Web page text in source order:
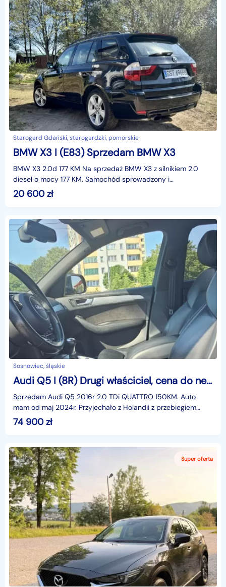
Starogard Gdański, starogardzki, pomorskie
BMW X3 I (E83) Sprzedam BMW X3
BMW X3 2.0d 177 KM Na sprzedaż BMW X3 z silnikiem 2.0
diesel o mocy 177 KM. Samochód sprowadzony i
zarejestrowany w Polsce, użytkowany prywatnie.Najważniej
20 600zł
Sosnowiec, śląskie
Audi Q5 I (8R) Drugi właściciel, cena do negocjacji
Sprzedam Audi Q5 2016r 2.0 TDi QUATTRO 150KM. Auto
mam od maj 2024r. Przyjechało z Holandii z przebiegiem
150tys km w perfekcyjnym stanie. Auto bezwypadkowe. Ce
74 900zł